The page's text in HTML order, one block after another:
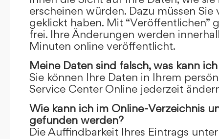
erscheinen würden. Dazu müssen Sie
geklickt haben. Mit “Veröffentlichen”
frei. Ihre Änderungen werden
Minuten online veröffentlicht.
Meine Daten sind falsch, was kann
Sie können Ihre Daten in Ihrem
Service Center Online jederzeit
Wie kann ich im Online-Verzeichnis
gefunden werden?
Die Auffindbarkeit Ihres Eintrags